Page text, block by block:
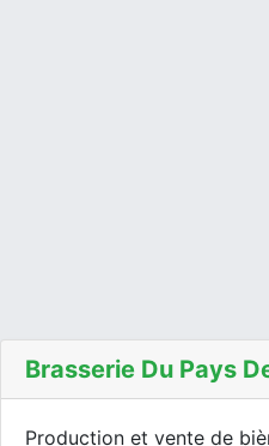
Brasserie Du Pays
Production et vente de